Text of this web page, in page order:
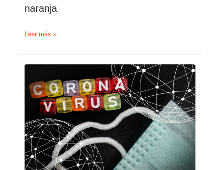
naranja
Resumen
mercado
global
naranja
Leer más »